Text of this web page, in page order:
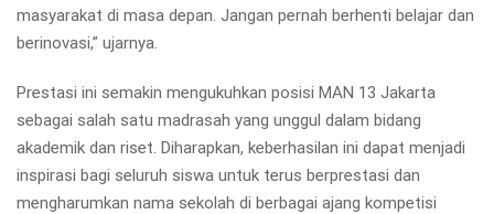
masyarakat di masa depan. Jangan pernah berhenti belajar dan
berinovasi,” ujarnya.
Prestasi ini semakin mengukuhkan posisi MAN 13 Jakarta
sebagai salah satu madrasah yang unggul dalam bidang
akademik dan riset. Diharapkan, keberhasilan ini dapat menjadi
inspirasi bagi seluruh siswa untuk terus berprestasi dan
mengharumkan nama sekolah di berbagai ajang kompetisi